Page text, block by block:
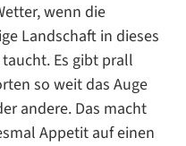
wenn die
Landschaft in dieses
Es gibt prall
so weit das Auge
andere. Das macht
Appetit auf einen